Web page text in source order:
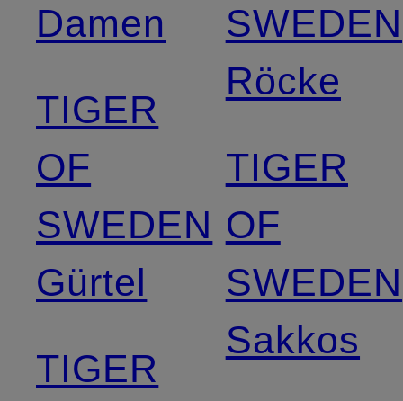
Damen
TIGER
OF
SWEDEN
Gürtel
TIGER
SWEDEN
Röcke
TIGER
OF
SWEDEN
Sakkos